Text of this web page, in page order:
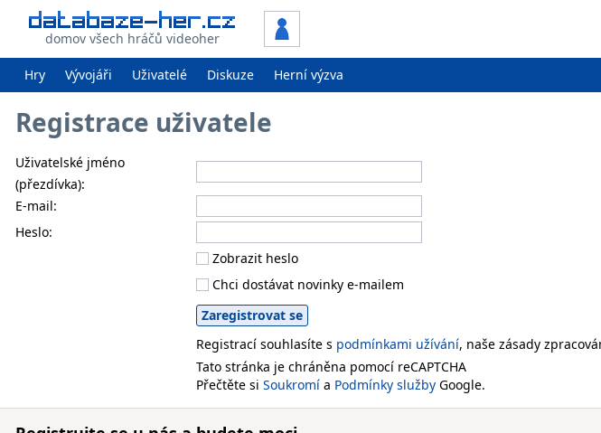
domov všech hráčů videoher
Hry Vývojáři Uživatelé Diskuze Herní výzva
Registrace uživatele
Uživatelské jméno
(přezdívka):
E-mail:
Heslo:
Zobrazit heslo
Chci dostávat novinky e-mailem
Registrací souhlasíte s podmínkami užívání, naše zásady
Tato stránka je chráněna pomocí reCAPTCHA
Přečtěte si Soukromí a Podmínky služby Google.